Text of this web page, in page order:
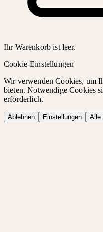
Ihr Warenkorb ist leer.
Cookie-Einstellungen
Wir verwenden Cookies, um
bieten. Notwendige Cookies
erforderlich.
Ablehnen Einstellungen Alle